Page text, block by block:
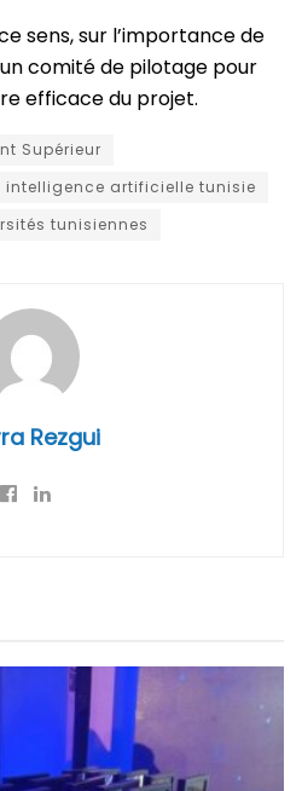
sens, sur l’importance de
comité de pilotage pour
efficace du projet.
Supérieur
intelligence artificielle tunisie
tunisiennes
Rezgui